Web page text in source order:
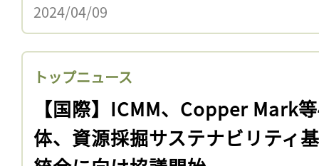
2024/04/09
トップニュース
【国際】ICMM、Copper Mark
体、資源採掘サステナビリティ